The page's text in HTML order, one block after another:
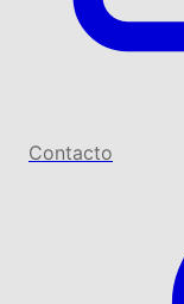
Contacto